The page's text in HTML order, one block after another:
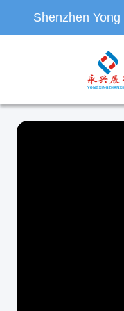
Shenzhen